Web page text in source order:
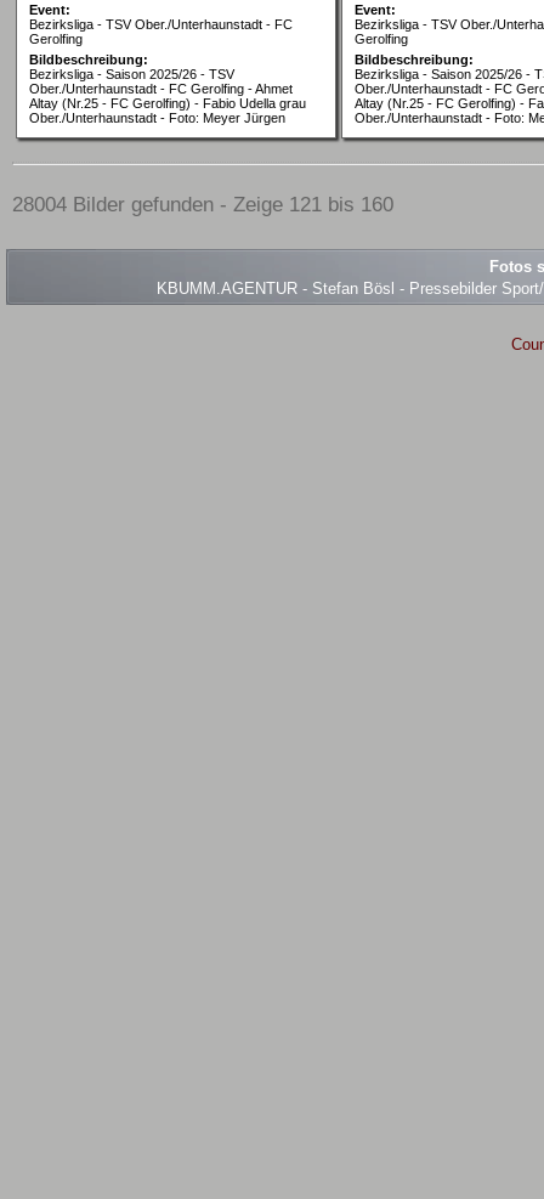
Event:
Bezirksliga - TSV Ober./Unterhaunstadt - FC
Gerolfing
Bildbeschreibung:
Bezirksliga - Saison 2025/26 - TSV
Ober./Unterhaunstadt - FC Gerolfing - Ahmet
Altay (Nr.25 - FC Gerolfing) - Fabio Udella grau
Ober./Unterhaunstadt - Foto: Meyer Jürgen
Event:
Bezirksliga - TSV Ober./
Gerolfing
Bildbeschreibung:
Bezirksliga - Saison 2025/26 -
Ober./Unterhaunstadt - FC
Altay (Nr.25 - FC Gerolfing) -
Ober./Unterhaunstadt - Foto:
28004 Bilder gefunden - Zeige 121 bis 160
Fotos
KBUMM.AGENTUR - Stefan Bösl - Pressebilder